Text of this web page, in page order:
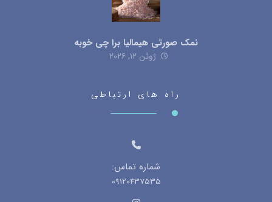
نمک صورتی هیمالیا برا چی خوبه
ژوئن ۱۲, ۲۰۲۶
راه های ارتباطی
شماره تماس:
09120437535